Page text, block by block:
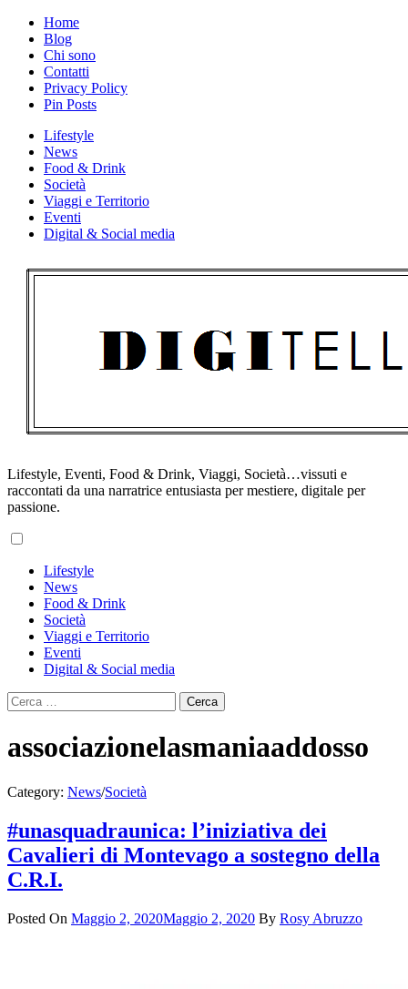
Skip
content
Home
Blog
Chi sono
Contatti
Privacy Policy
Pin Posts
Lifestyle
News
Food & Drink
Società
Viaggi e Territorio
Eventi
Digital & Social media
Lifestyle, Eventi, Food & Drink, Viaggi, Società…vissuti e
raccontati da una narratrice entusiasta per mestiere, digitale per
passione.
Menu
Lifestyle
News
Food & Drink
Società
Viaggi e Territorio
Eventi
Digital & Social media
Ricerca
per:
associazionelasmaniaaddosso
Category: News/Società
#unasquadraunica: l’iniziativa dei
Cavalieri di Montevago a sostegno della
C.R.I.
Posted On Maggio 2, 2020Maggio 2, 2020 By Rosy Abruzzo